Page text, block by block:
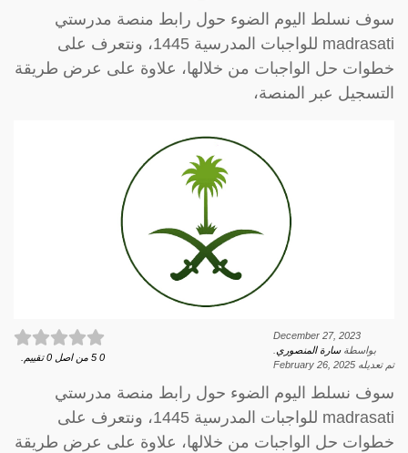
سوف نسلط اليوم الضوء حول رابط منصة مدرستي
madrasati للواجبات المدرسية 1445، ونتعرف على
خطوات حل الواجبات من خلالها، علاوة على عرض طريقة
التسجيل عبر المنصة،
December 27, 2023
بواسطةسارة المنصوري
تم تعديله February 26, 2025
0
5 من اصل 0 تقييم.
سوف نسلط اليوم الضوء حول رابط منصة مدرستي
madrasati للواجبات المدرسية 1445، ونتعرف على
خطوات حل الواجبات من خلالها، علاوة على عرض طريقة